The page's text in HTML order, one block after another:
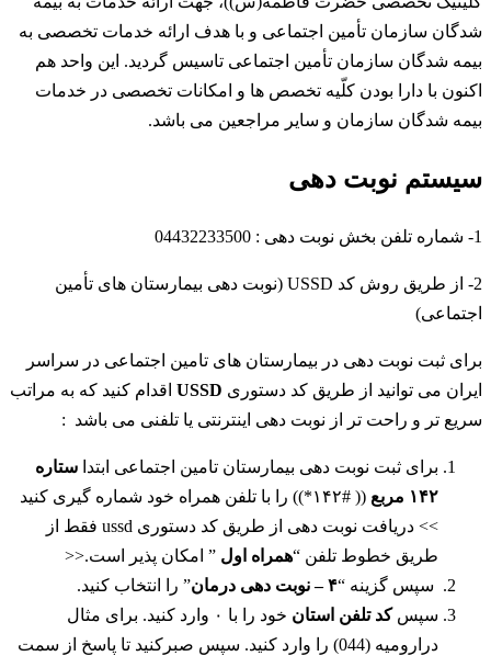
شدگان سازمان تأمین اجتماعی و با هدف ارائه خدمات تخصصی به
بیمه شدگان سازمان تأمین اجتماعی تاسیس گردید. این واحد هم
اکنون با دارا بودن کلّیه تخصص ها و امکانات تخصصی در خدمات
بیمه شدگان سازمان و سایر مراجعین می باشد.
سیستم نوبت دهی
1- شماره تلفن بخش نوبت دهی : 04432233500
2- از طریق روش کد USSD (نوبت دهی بیمارستان های تأمین
اجتماعی)
برای ثبت نوبت دهی در بیمارستان های تامین اجتماعی در سراسر
ایران می توانید از طریق کد دستوری USSD اقدام کنید که به مراتب
سریع تر و راحت تر از نوبت دهی اینترنتی یا تلفنی می باشد :
برای ثبت نوبت دهی بیمارستان تامین اجتماعی ابتدا ستاره
۱۴۲ مربع
(( #۱۴۲*)) را با تلفن همراه خود شماره گیری کنید
>> دریافت نوبت دهی از طریق کد دستوری ussd فقط از
طریق خطوط تلفن “همراه اول ” امکان پذیر است.<<
سپس گزینه “۴ – نوبت دهی درمان
” را انتخاب کنید.
سپسکد تلفن استان
خود را با ۰ وارد کنید. برای مثال
درارومیه (044) را وارد کنید. سپس صبرکنید تا پاسخ از سمت